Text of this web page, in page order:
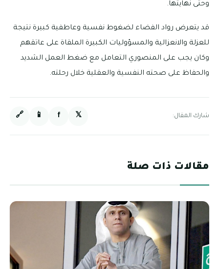
وحتى نهايتها.
قد يتعرض رواد الفضاء لضغوط نفسية وعاطفية كبيرة نتيجة
للعزلة والانعزالية والمسؤوليات الكبيرة الملقاة على عاتقهم
وكان يجب على المنصوري التعامل مع ضغط العمل الشديد
والحفاظ على صحته النفسية والعقلية خلال رحلته.
شارك المقال: 𝕏
f
📱
🔗
مقالات ذات صلة